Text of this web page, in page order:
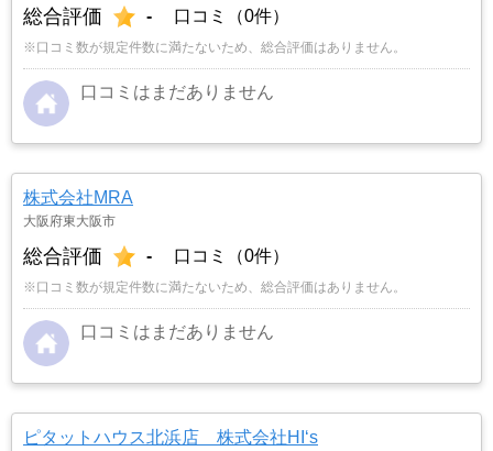
総合評価 - 口コミ（0件）
※口コミ数が規定件数に満たないため、総合評価はありません。
口コミはまだありません
株式会社MRA
大阪府東大阪市
総合評価 - 口コミ（0件）
※口コミ数が規定件数に満たないため、総合評価はありません。
口コミはまだありません
ピタットハウス北浜店 株式会社HI‘s